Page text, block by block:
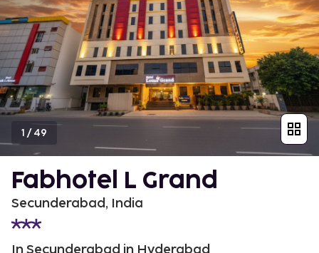
1 /49
Fabhotel L Grand
Secunderabad, India
In Secunderabad in Hyderabad